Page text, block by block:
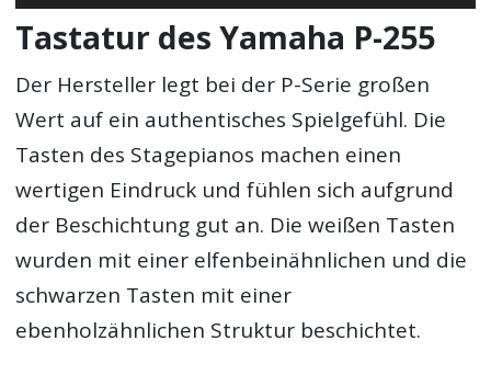
Player
Tastatur des Yamaha P-255
Der Hersteller legt bei der P-Serie großen
Wert auf ein authentisches Spielgefühl. Die
Tasten des Stagepianos machen einen
wertigen Eindruck und fühlen sich aufgrund
der Beschichtung gut an. Die weißen Tasten
wurden mit einer elfenbeinähnlichen und die
schwarzen Tasten mit einer
ebenholzähnlichen Struktur beschichtet.